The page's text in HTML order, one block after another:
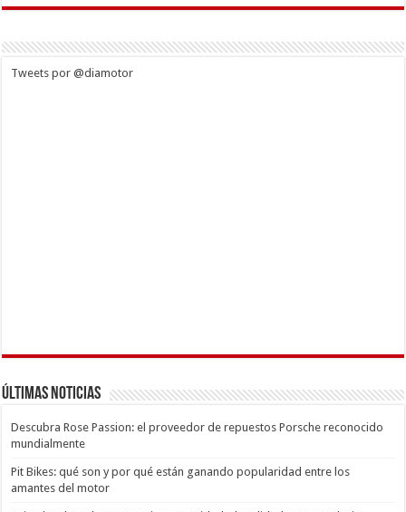
Tweets por @diamotor
Últimas Noticias
Descubra Rose Passion: el proveedor de repuestos Porsche reconocido
mundialmente
Pit Bikes: qué son y por qué están ganando popularidad entre los
amantes del motor